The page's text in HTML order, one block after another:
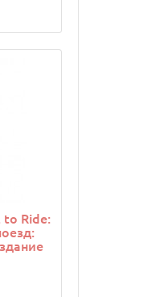
to Ride: